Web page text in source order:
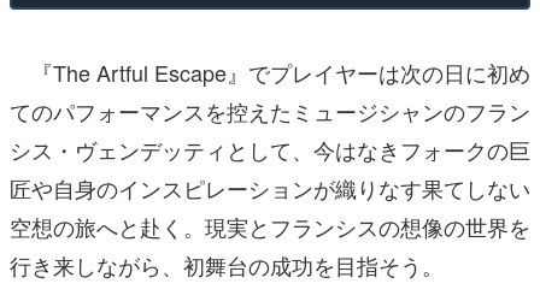
『The Artful Escape』でプレイヤーは次の日に初め
てのパフォーマンスを控えたミュージシャンのフラン
シス・ヴェンデッティとして、今はなきフォークの巨
匠や自身のインスピレーションが織りなす果てしない
空想の旅へと赴く。現実とフランシスの想像の世界を
行き来しながら、初舞台の成功を目指そう。